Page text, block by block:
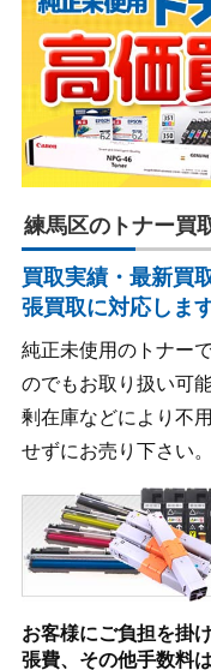
練馬区のトナー買
買取実績・最新買
張買取に対応しま
純正未使用のトナー
のでもお取り扱い可
剰在庫などにより不
せずにお売り下さい。
お客様にご負担を掛
張費、その他手数料